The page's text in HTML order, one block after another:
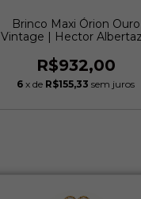
Brinco Maxi Órion Ouro
Vintage | Hector
R$932,00
6 x de R$155,33 sem juros